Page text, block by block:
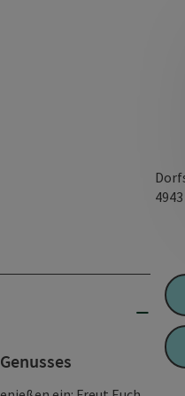
4943